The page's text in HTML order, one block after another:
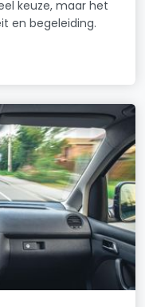
keuze, maar het
en begeleiding.